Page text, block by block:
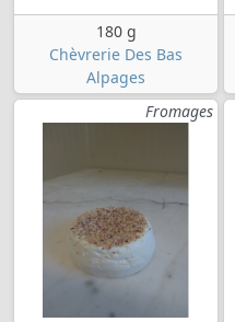
180 g
Chèvrerie Des Bas
Alpages
Fromages